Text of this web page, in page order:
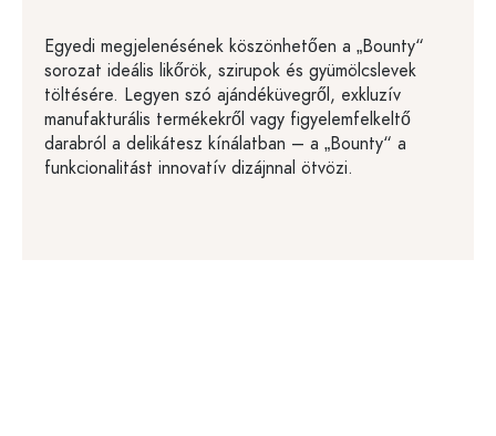
Egyedi megjelenésének köszönhetően a „Bounty“
sorozat ideális likőrök, szirupok és gyümölcslevek
töltésére. Legyen szó ajándéküvegről, exkluzív
manufakturális termékekről vagy figyelemfelkeltő
darabról a delikátesz kínálatban – a „Bounty“ a
funkcionalitást innovatív dizájnnal ötvözi.